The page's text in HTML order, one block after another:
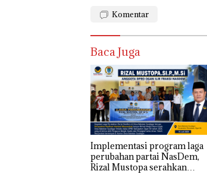
Komentar
Baca Juga
Implementasi program laga
perubahan partai NasDem,
Rizal Mustopa serahkan